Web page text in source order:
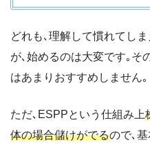
どれも､理解して慣れてし
が､始めるのは大変です｡そ
はあまりおすすめしません｡
ただ､ESPPという仕組み上
体の場合儲けがでるので､